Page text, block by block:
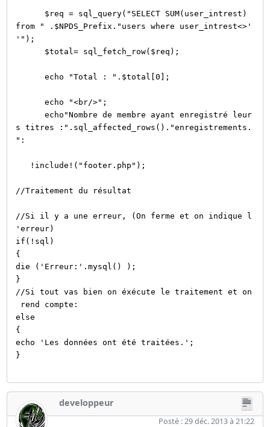
$req = sql_query("SELECT SUM(user_intrest)
from " .$NPDS_Prefix."users where user_intrest<>'
'");
$total= sql_fetch_row($req);
echo "Total : ".$total[0];
echo "<br/>";
echo"Nombre de membre ayant enregistré leur
s titres :".sql_affected_rows()."enregistrements.
":
!include!("footer.php");
//Traitement du résultat
//Si il y a une erreur, (On ferme et on indique l
'erreur)
if(!sql)
{
die ('Erreur:'.mysql() );
}
//Si tout vas bien on éxécute le traitement et on
rend compte:
else
{
echo 'Les données ont été traitées.';
}
developpeur
Posté : 29 déc. 2013 à 21:22